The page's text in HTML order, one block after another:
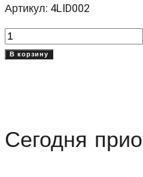
Артикул: 4LID002
Количество
товара
Воллс
В корзину
Сегодня